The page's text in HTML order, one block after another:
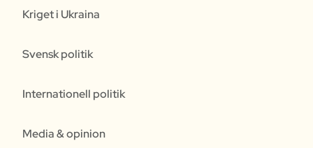
Kriget i Ukraina
Svensk politik
Internationell politik
Media & opinion